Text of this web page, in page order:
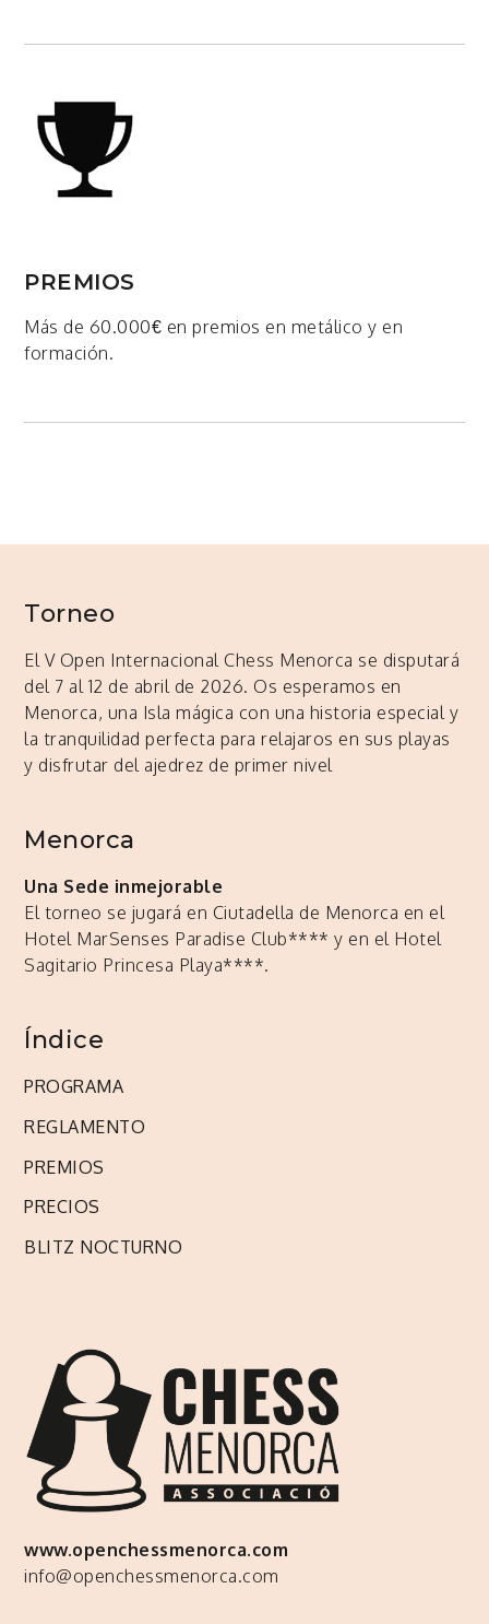
PREMIOS
Más de 60.000€ en premios en metálico y en
formación.
Torneo
El V Open Internacional Chess Menorca se disputará
del 7 al 12 de abril de 2026. Os esperamos en
Menorca, una Isla mágica con una historia especial y
la tranquilidad perfecta para relajaros en sus playas
y disfrutar del ajedrez de primer nivel
Menorca
Una Sede inmejorable
El torneo se jugará en Ciutadella de Menorca en el
Hotel MarSenses Paradise Club**** y en el Hotel
Sagitario Princesa Playa****.
Índice
PROGRAMA
REGLAMENTO
PREMIOS
PRECIOS
BLITZ NOCTURNO
www.openchessmenorca.com
info@openchessmenorca.com